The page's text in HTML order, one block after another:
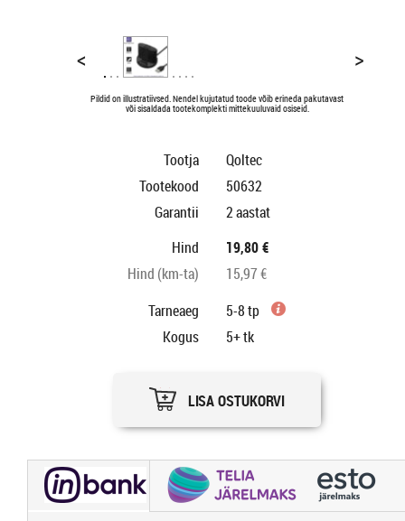
< >
Pildid on illustratiivsed. Nendel kujutatud toode võib erineda pakutavast
või sisaldada tootekomplekti mittekuuluvaid osiseid.
Tootja
Qoltec
Tootekood
50632
Garantii
2 aastat
Hind
19,80 €
Hind (km-ta)
15,97 €
Tarneaeg
5-8 tp
Kogus
5+tk
LISA OSTUKORVI